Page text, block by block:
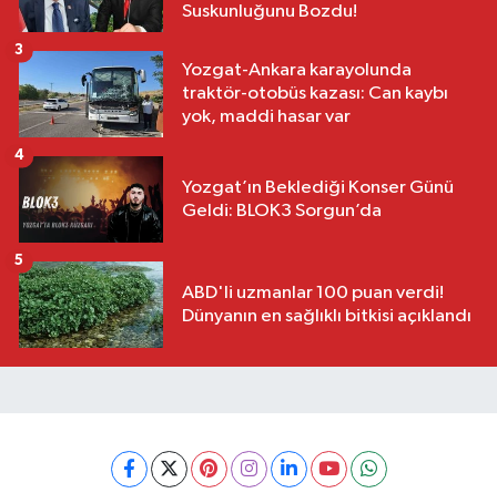
Suskunluğunu Bozdu!
Yozgat-Ankara karayolunda
traktör-otobüs kazası: Can kaybı
yok, maddi hasar var
3
Yozgat’ın Beklediği Konser Günü
Geldi: BLOK3 Sorgun’da
4
ABD'li uzmanlar 100 puan verdi!
Dünyanın en sağlıklı bitkisi açıklandı
5